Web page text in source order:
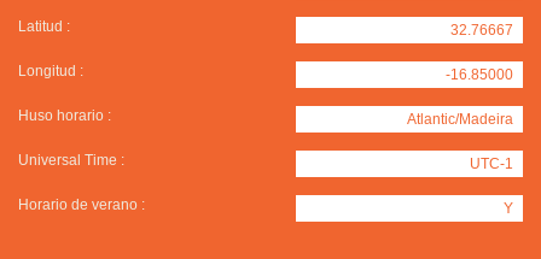
Latitud : 32.76667
Longitud : -16.85000
Huso horario : Atlantic/Madeira
Universal Time : UTC-1
Horario de verano : Y